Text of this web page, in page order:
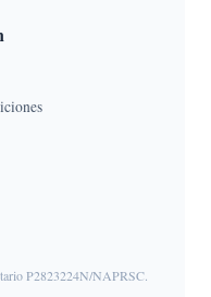
P2823224N/NAPRSC.